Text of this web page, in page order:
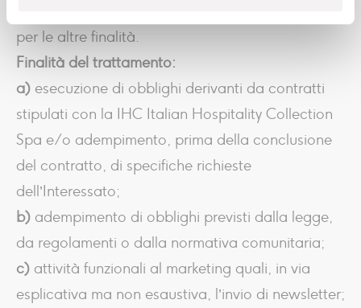
per le altre finalità.
Finalità del trattamento:
a) esecuzione di obblighi derivanti da contratti
stipulati con la IHC Italian Hospitality Collection
Spa e/o adempimento, prima della conclusione
del contratto, di specifiche richieste
dell’Interessato;
b) adempimento di obblighi previsti dalla legge,
da regolamenti o dalla normativa comunitaria;
c) attività funzionali al marketing quali, in via
esplicativa ma non esaustiva, l’invio di newsletter;